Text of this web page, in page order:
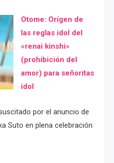
Otome: Orígen de
las reglas idol del
«renai kinshi»
(prohibición del
amor) para señoritas
idol
por el anuncio de
Suto en plena celebración